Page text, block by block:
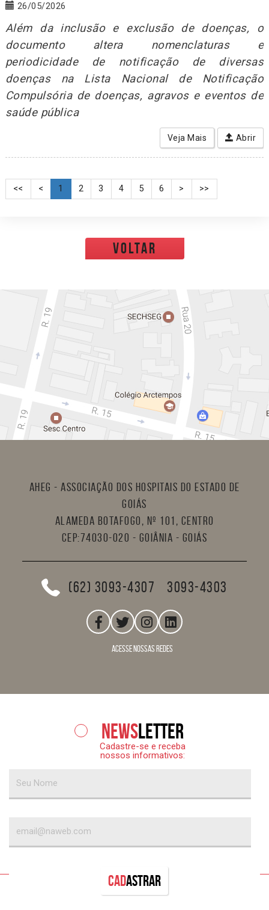
26/05/2026
Além da inclusão e exclusão de doenças, o
documento altera nomenclaturas e
periodicidade de notificação de diversas
doenças na Lista Nacional de Notificação
Compulsória de doenças, agravos e eventos de
saúde pública
Veja Mais Abrir
<< < 1 2 3 4 5 6 > >>
voltar
AHEG - Associação dos Hospitais do Estado de
Goiás
Alameda Botafogo, nº 101, Centro
CEP:74030-020 - Goiânia - Goiás
(62) 3093-4307 3093-4303
acesse nossas redes
Newsletter
Cadastre-se e receba
nossos informativos:
Cadastrar